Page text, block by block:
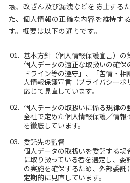
壊、改ざん及び漏洩などを防止する
た、個人情報の正確な内容を維持す
す。概要は以下の通りです。
基本方針（個人情報保護宣言）の
個人データの適正な取扱いの確保
ドライン等の遵守」、「苦情・
人情報保護宣言（プライバシーポ
応じて見直しています。
個人データの取扱いに係る規律の
全社で定めた個人情報保護／情報
を徹底しています。
委託先の監督
個人データの取扱いを委託する場
に取り扱っている者を選定し、委
の実施を確保するため、外部委託
定期的に見直しています。